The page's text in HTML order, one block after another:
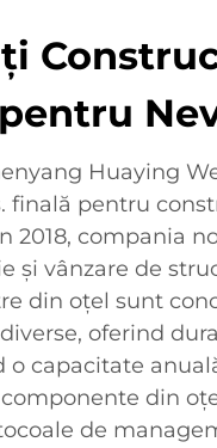
Huaying
finală pentru
2018, compania
și vânzare de
din oțel sunt
oferind
o capacitate
din
de